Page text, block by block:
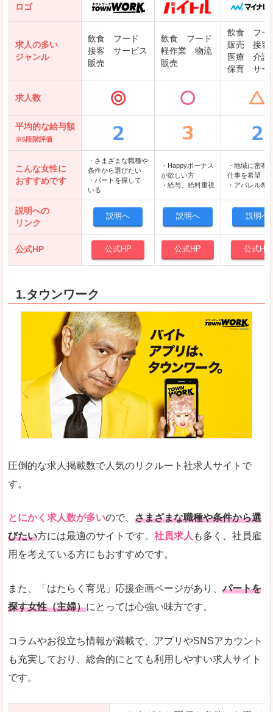
クリーデンス
テンプスタッフ
アパレル転職なび
ロゴ
求人の多い
ジャンル
飲食 フード
接客 サービス
販売
飲食 フード
軽作業 物流
販売
飲食 フー
販売 接客
医療 介護
保育 サー
求人数
平均的な給与額
※5段階評価
こんな女性に
おすすめです
・さまざまな職種や
条件から選びたい
・パートを探して
いる
・Happyボーナス
が欲しい方
・給与、給料重視
・地域に密着
仕事を希望
・アパレル希
説明への
リンク
説明へ 説明へ 説明へ
公式HP 公式HP 公式HP 公式HP
1.タウンワーク
圧倒的な求人掲載数で人気のリクルート社求人サイトで
す。
とにかく求人数が多いので、 さまざまな職種や条件から選
びたい方には最適のサイトです。 社員求人 も多く、社員雇
用を考えている方にもおすすめです。
また、「はたらく育児」応援企画ページがあり、パートを
探す女性（主婦）にとっては心強い味方です。
コラムやお役立ち情報が満載で、アプリやSNSアカウント
も充実しており、総合的にとても利用しやすい求人サイト
です。